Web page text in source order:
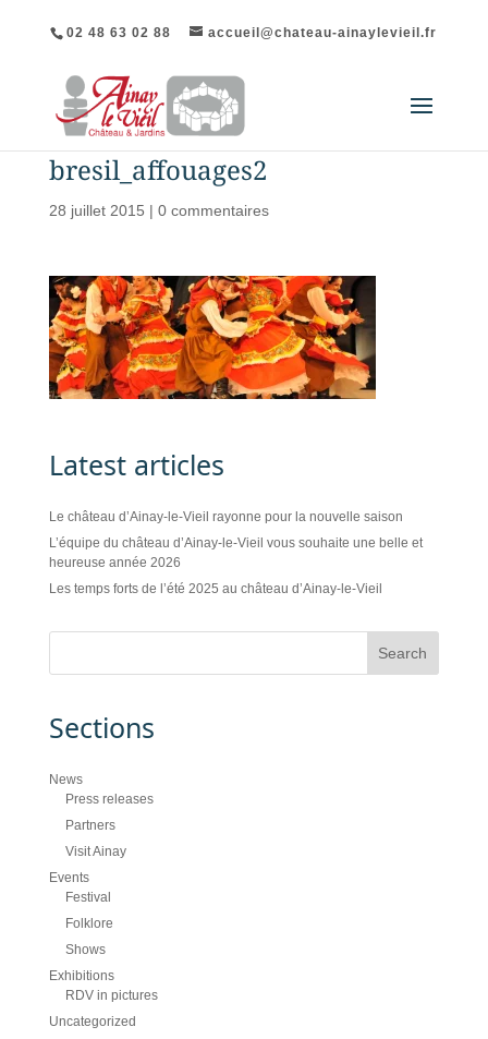
02 48 63 02 88 accueil@chateau-ainaylevieil.fr
bresil_affouages2
28 juillet 2015 | 0 commentaires
Latest articles
Le château d’Ainay-le-Vieil rayonne pour la nouvelle saison
L’équipe du château d’Ainay-le-Vieil vous souhaite une belle et
heureuse année 2026
Les temps forts de l’été 2025 au château d’Ainay-le-Vieil
Sections
News
Press releases
Partners
Visit Ainay
Events
Festival
Folklore
Shows
Exhibitions
RDV in pictures
Uncategorized